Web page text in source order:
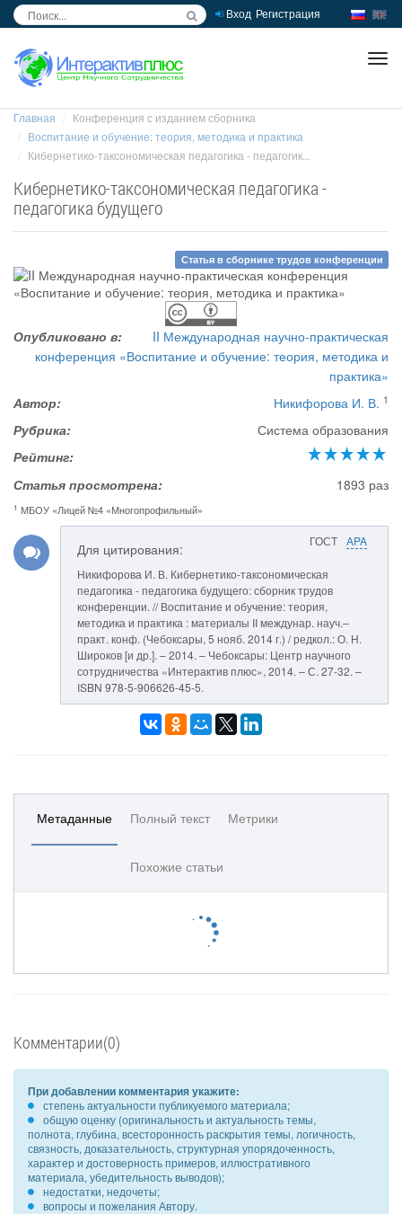
Вход Регистрация
Главная
Конференция с изданием сборника
Воспитание и обучение: теория, методика и практика
Кибернетико-таксономическая педагогика - педагогик...
Кибернетико-таксономическая педагогика -
педагогика будущего
Статья в сборнике трудов конференции
Опубликовано в:
II Международная научно-практическая
конференция «Воспитание и обучение: теория, методика и
практика»
Автор:
Никифорова И. В. 1
Рубрика:
Система образования
Рейтинг:
Статья просмотрена:
1893 раз
1 МБОУ «Лицей №4 «Многопрофильный»
ГОСТ APA
Для цитирования:
Никифорова И. В. Кибернетико-таксономическая
педагогика - педагогика будущего: сборник трудов
конференции. // Воспитание и обучение: теория,
методика и практика : материалы II междунар. науч.–
практ. конф. (Чебоксары, 5 нояб. 2014 г.) / редкол.: О. Н.
Широков [и др.]. – 2014. – Чебоксары: Центр научного
сотрудничества «Интерактив плюс», 2014. – С. 27-32. –
ISBN 978-5-906626-45-5.
Метаданные Полный текст Метрики
Похожие статьи
Комментарии(0)
При добавлении комментария укажите:
степень актуальности публикуемого материала;
общую оценку (оригинальность и актуальность темы,
полнота, глубина, всесторонность раскрытия темы, логичность,
связность, доказательность, структурная упорядоченность,
характер и достоверность примеров, иллюстративного
материала, убедительность выводов);
недостатки, недочеты;
вопросы и пожелания Автору.